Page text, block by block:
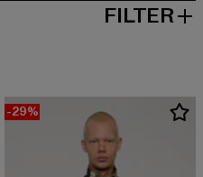
FILTER
-29%